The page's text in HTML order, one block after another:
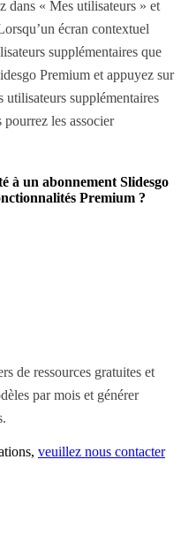
dans « Mes utilisateurs » et
écran contextuel
supplémentaires que
Premium et appuyez sur
supplémentaires
pourrez les associer
à un abonnement Slidesgo
Premium ?
de ressources gratuites et
par mois et générer
veuillez nous contacter